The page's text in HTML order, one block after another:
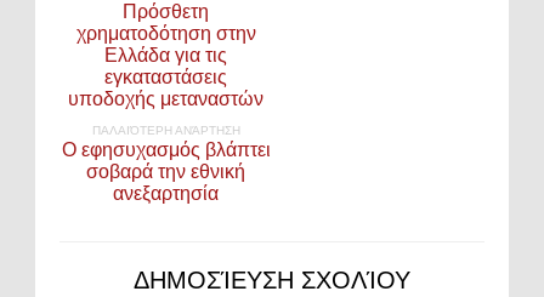
Πρόσθετη
χρηματοδότηση στην
Ελλάδα για τις
εγκαταστάσεις
υποδοχής μεταναστών
ΠΑΛΑΙΌΤΕΡΗ ΑΝΆΡΤΗΣΗ
Ο εφησυχασμός βλάπτει
σοβαρά την εθνική
ανεξαρτησία
ΔΗΜΟΣΊΕΥΣΗ ΣΧΟΛΊΟΥ